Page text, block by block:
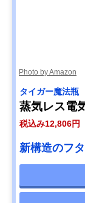
Photo by Amazon
タイガー魔法瓶
蒸気レス電
税込み12,806円
新構造のフ